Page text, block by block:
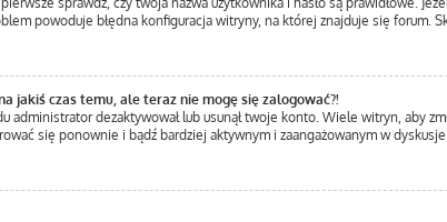
powoduje błędna konfiguracja witryny, na której znajduje się
jakiś czas temu, ale teraz nie mogę się zalogować?!
administrator dezaktywował lub usunął twoje konto. Wiele witryn, aby
się ponownie i bądź bardziej aktywnym i zaangażowanym w